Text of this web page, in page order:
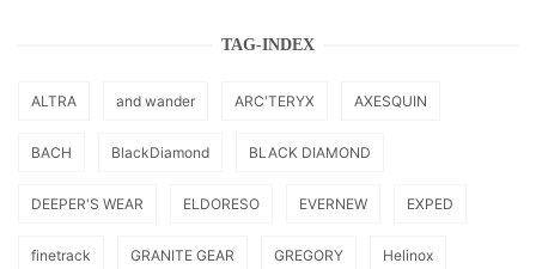
TAG-INDEX
ALTRA and wander ARC'TERYX AXESQUIN
BACH BlackDiamond BLACK DIAMOND
DEEPER'S WEAR ELDORESO EVERNEW EXPED
finetrack GRANITE GEAR GREGORY Helinox